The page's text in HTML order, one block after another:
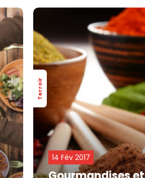
Terroir
14 Fév 2017